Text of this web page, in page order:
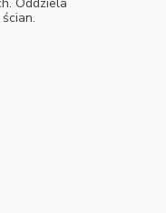
Oddziela